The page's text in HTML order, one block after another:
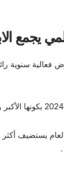
يجمع
فعالية سنوية